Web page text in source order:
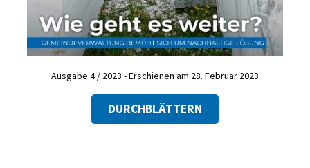
Ausgabe 4 / 2023 - Erschienen am 28. Februar 2023
DURCHBLÄTTERN